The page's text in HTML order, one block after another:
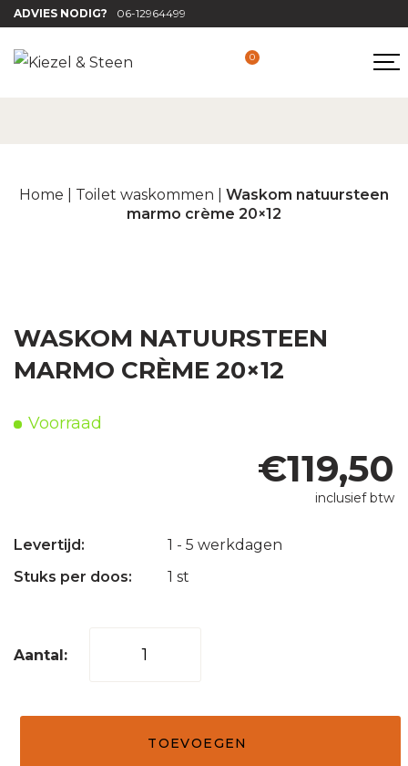
ADVIES NODIG? 06-12964499
0
Home Toilet waskommen
Waskom natuursteen
marmo crème 20×12
WASKOM NATUURSTEEN
MARMO CRÈME 20×12
Voorraad
€119,50
inclusief btw
Levertijd:
1 - 5 werkdagen
Stuks per doos:
1 st
crème
TOEVOEGEN